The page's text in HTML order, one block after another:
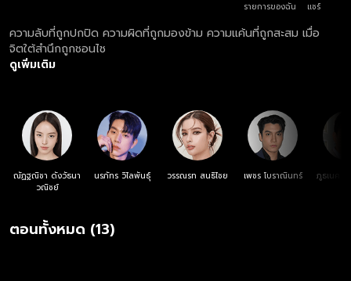
รายการของฉัน
แชร์
ความลับที่ถูกปกปิด ความผิดที่ถูกมองข้าม ความแค้นที่ถูกสะสม เมื่อ
จิตใต้สำนึกถูกชอนไช
ดูเพิ่มเติม
ณัฏฐณิชา ดังวัธนา
วณิชย์
นรภัทร วิไลพันธุ์ วรรณรท สนธิไชย เพชร โบราณินทร์ ภูธเนศ
ตอนทั้งหมด (13)